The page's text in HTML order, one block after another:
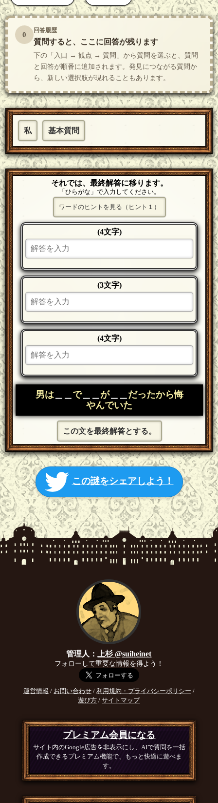
0 回答履歴
質問すると、ここに回答が残ります
下の「入口 → 観点 → 質問」から質問を選ぶと、質問
と回答が順番に追加されます。発見につながる質問か
ら、新しい選択肢が現れることもあります。
私 基本質問
それでは、最終解答に移ります。
「ひらがな」で入力してください。
ワードのヒントを見る（ヒント１）
(4文字)
(3文字)
(4文字)
男は で＿＿ が＿＿ だったから悔
やんでいた
この文を最終解答とする。
この謎をシェアしよう！
管理人： 上杉 @suiheinet
フォローして重要な情報を得よう！
運営情報 / お問い合わせ/ 利用規約・プライバシーポリシー /
遊び方 /サイトマップ
プレミアム会員になる
サイト内のGoogle広告を非表示にし、AIで質問を一括
作成できるプレミアム機能で、もっと快適に遊べま
す。